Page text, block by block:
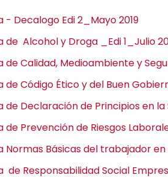
- Decalogo Edi 2_Mayo 2019
de Alcohol y Droga _Edi 1_Julio
de Calidad, Medioambiente y
de Código Ético y del Buen
de Declaración de Principios en la
de Prevención de Riesgos
Normas Básicas del trabajador
de Responsabilidad Social